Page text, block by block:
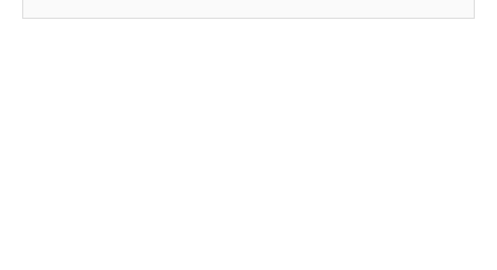
ィ（固有の力）を知ることで、本命